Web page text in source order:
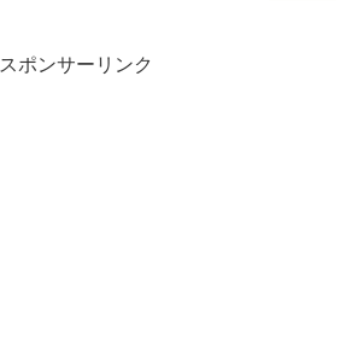
スポンサーリンク